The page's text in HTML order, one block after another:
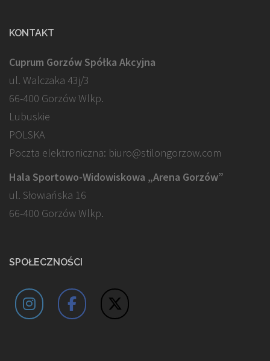
KONTAKT
Cuprum Gorzów Spółka Akcyjna
ul. Walczaka 43j/3
66-400 Gorzów Wlkp.
Lubuskie
POLSKA
Poczta elektroniczna: biuro@stilongorzow.com
Hala Sportowo-Widowiskowa „Arena Gorzów”
ul. Słowiańska 16
66-400 Gorzów Wlkp.
SPOŁECZNOŚCI